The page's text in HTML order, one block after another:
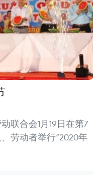
联合会1月19日在第7
劳动者举行“2020年